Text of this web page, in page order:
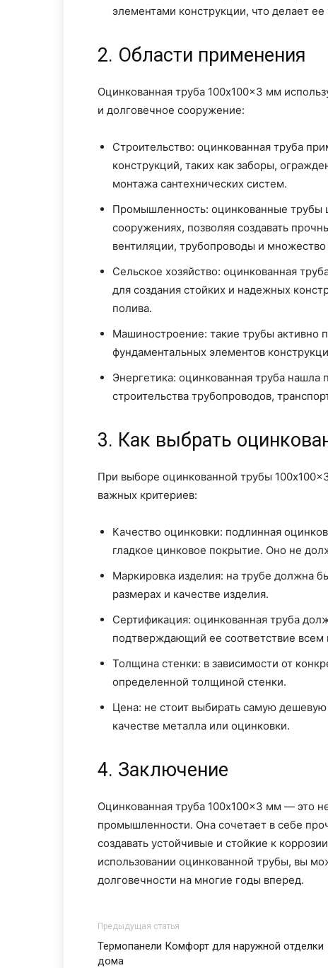
элементами конструкции, что делает ее
2. Области применения
Оцинкованная труба 100x100x3 мм
и долговечное сооружение:
Строительство: оцинкованная труба
конструкций, таких как заборы,
монтажа сантехнических систем.
Промышленность: оцинкованные
сооружениях, позволяя создавать
вентиляции, трубопроводы и
Сельское хозяйство: оцинкованная
для создания стойких и надежных
полива.
Машиностроение: такие трубы активно
фундаментальных элементов
Энергетика: оцинкованная труба
строительства трубопроводов,
3. Как выбрать
При выборе оцинкованной трубы
важных критериев:
Качество оцинковки: подлинная
гладкое цинковое покрытие. Оно не
Маркировка изделия: на трубе должна
размерах и качестве изделия.
Сертификация: оцинкованная труба
подтверждающий ее соответствие
Толщина стенки: в зависимости от
определенной толщиной стенки.
Цена: не стоит выбирать самую
качестве металла или оцинковки.
4. Заключение
Оцинкованная труба 100x100x3 мм — это
промышленности. Она сочетает в себе
создавать устойчивые и стойкие к
использовании оцинкованной трубы, вы
долговечности на многие годы вперед.
Предыдущая статья
Термопанели Комфорт для наружной отделки
дома